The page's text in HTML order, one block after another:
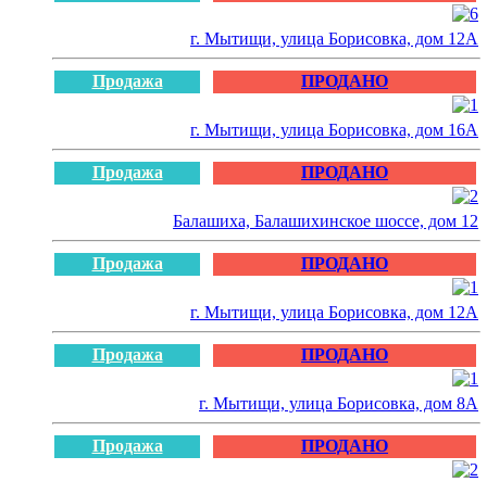
г. Мытищи, улица Борисовка, дом 12А
Продажа ПРОДАНО
г. Мытищи, улица Борисовка, дом 16А
Продажа ПРОДАНО
Балашиха, Балашихинское шоссе, дом 12
Продажа ПРОДАНО
г. Мытищи, улица Борисовка, дом 12А
Продажа ПРОДАНО
г. Мытищи, улица Борисовка, дом 8А
Продажа ПРОДАНО